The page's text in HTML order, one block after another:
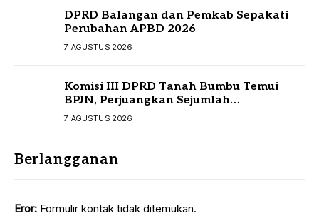
DPRD Balangan dan Pemkab Sepakati
Perubahan APBD 2026
7 AGUSTUS 2026
Komisi III DPRD Tanah Bumbu Temui
BPJN, Perjuangkan Sejumlah
Infrastruktur Strategis
7 AGUSTUS 2026
Berlangganan
Eror: Formulir kontak tidak ditemukan.